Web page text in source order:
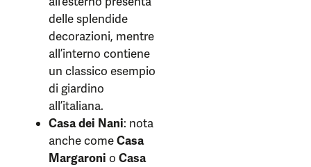
delle splendide
decorazioni, mentre
all’interno contiene
un classico esempio
di giardino
all’italiana.
Casa dei Nani: nota
anche comeCasa
Margaroni o Casa